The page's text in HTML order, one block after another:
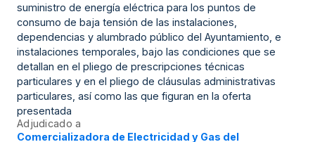
suministro de energía eléctrica para los puntos de
consumo de baja tensión de las instalaciones,
dependencias y alumbrado público del Ayuntamiento, e
instalaciones temporales, bajo las condiciones que se
detallan en el pliego de prescripciones técnicas
particulares y en el pliego de cláusulas administrativas
particulares, así como las que figuran en la oferta
presentada
Adjudicado a
Comercializadora de Electricidad y Gas del